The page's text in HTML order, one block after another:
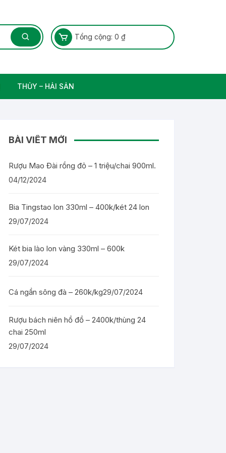
Tổng cộng: 0 ₫
THỦY – HẢI SẢN
BÀI VIẾT MỚI
Rượu Mao Đài rồng đỏ – 1 triệu/chai 900ml.
04/12/2024
Bia Tingstao lon 330ml – 400k/két 24 lon
29/07/2024
Két bia lào lon vàng 330ml – 600k
29/07/2024
Cá ngần sông đà – 260k/kg29/07/2024
Rượu bách niên hồ đồ – 2400k/thùng 24
chai 250ml
29/07/2024